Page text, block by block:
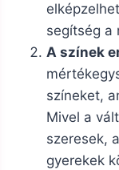
segítség a
A színek
színeket,
Mivel a
szeresek,
gyerekek